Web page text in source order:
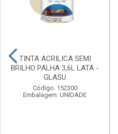
TINTA ACRILICA SEMI
BRILHO PALHA 3,6L LATA -
GLASU
Código: 152300
Embalagem: UNIDADE